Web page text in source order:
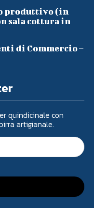
produttivo (in
sala cottura in
di Commercio –
quindicinale con
artigianale.